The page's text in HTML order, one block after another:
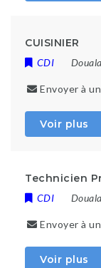
CUISINIER
CDI Douala
Envoyer à
Voir plus
Technicien
CDI Douala
Envoyer à
Voir plus